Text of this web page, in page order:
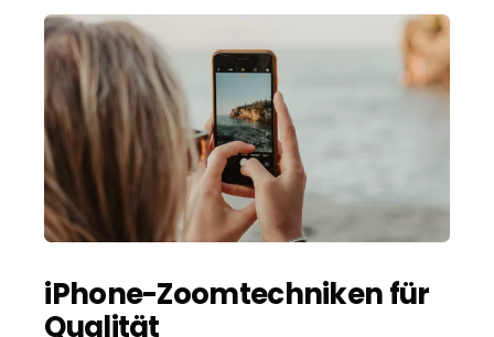
iPhone-Zoomtechniken für
Qualität